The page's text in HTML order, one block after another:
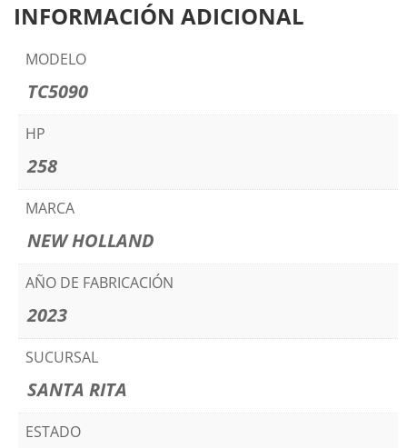
INFORMACIÓN ADICIONAL
MODELO
TC5090
HP
258
MARCA
NEW HOLLAND
AÑO DE FABRICACIÓN
2023
SUCURSAL
SANTA RITA
ESTADO